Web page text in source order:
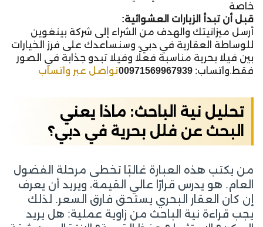
خاصة
قبل أن تبدأ الزيارات العشوائية:
أرسل ميزانيتك والهدف من الشراء إلى شركة بينغوين
للوساطة العقارية في دبي، وسنساعدك على فرز الخيارات
بين فيلا بحرية مناسبة فعلًا وفيلا تبدو جذابة في الصور
فقط.واتساب: 00971569967939تواصل عبر واتساب
تحليل نية الباحث: ماذا يعني
البحث عن فلل بحرية في دبي؟
من يكتب هذه العبارة غالبًا تخطى مرحلة الفضول
العام. هو يدرس قرارًا عالي القيمة، ويريد أن يعرف
إن كان العقار البحري يستحق فارق السعر. لذلك
يجب قراءة نية الباحث من زاوية عملية: هل يريد